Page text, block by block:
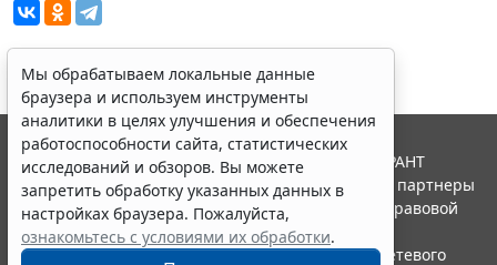
Мы обрабатываем локальные данные
браузера и используем инструменты
аналитики в целях улучшения и обеспечения
работоспособности сайта, статистических
исследований и обзоров. Вы можете
запретить обработку указанных данных в
настройках браузера. Пожалуйста,
ознакомьтесь с условиями их обработки.
© ООО "НПП "ГАРАНТ-СЕРВИС", 2026. Система ГАРАНТ
выпускается с 1990 года. Компания "Гарант" и ее партнеры
являются участниками Российской ассоциации правовой
информации ГАРАНТ.
Портал ГАРАНТ.РУ зарегистрирован в качестве сетевого